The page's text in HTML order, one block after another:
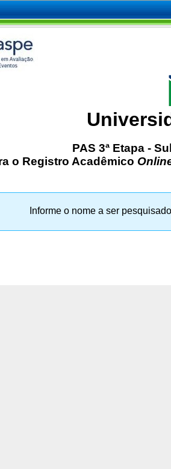
PAS 3ª Etapa -
o Registro Acadêmico
Informe o nome a ser